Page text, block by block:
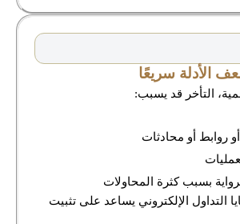
الأدلة سريعًا
التأخر قد يسبب:
روابط أو محادثات
بسبب كثرة المحاولات
التداول الإلكتروني يساعد على تثبيت